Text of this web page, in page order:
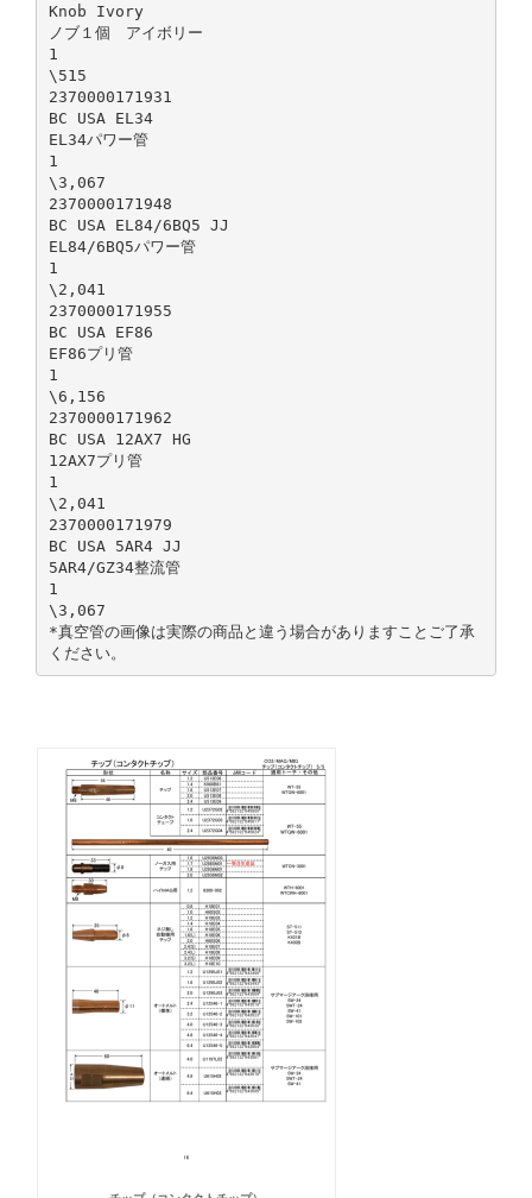
Knob Ivory
ノブ１個 アイボリー
1
\515
2370000171931
BC USA EL34
EL34パワー管
1
\3,067
2370000171948
BC USA EL84/6BQ5 JJ
EL84/6BQ5パワー管
1
\2,041
2370000171955
BC USA EF86
EF86プリ管
1
\6,156
2370000171962
BC USA 12AX7 HG
12AX7プリ管
1
\2,041
2370000171979
BC USA 5AR4 JJ
5AR4/GZ34整流管
1
\3,067
*真空管の画像は実際の商品と違う場合がありますことご了承